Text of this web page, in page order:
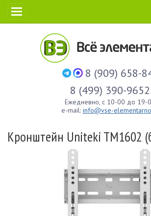
8 (909) 658-
8 (499) 390-9652
Ежедневно, с 10-00 до 19-
e-mail: info@vse-
Кронштейн Uniteki TM1602